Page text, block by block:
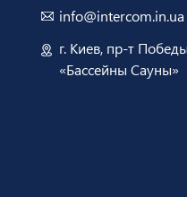
info@intercom.in.ua
г. Киев, пр-т
«Бассейны Сауны»